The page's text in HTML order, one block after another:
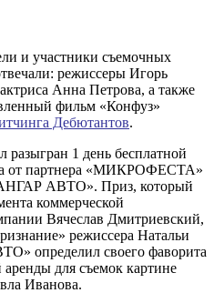
и участники съемочных
режиссеры Игорь
Анна Петрова, а также
фильм «Конфуз»
Дебютантов.
разыгран 1 день бесплатной
от партнера «МИКРОФЕСТА»
АВТО». Приз, который
коммерческой
Вячеслав Дмитриевский,
режиссера Натальи
определил своего фаворита
для съемок картине
Иванова.